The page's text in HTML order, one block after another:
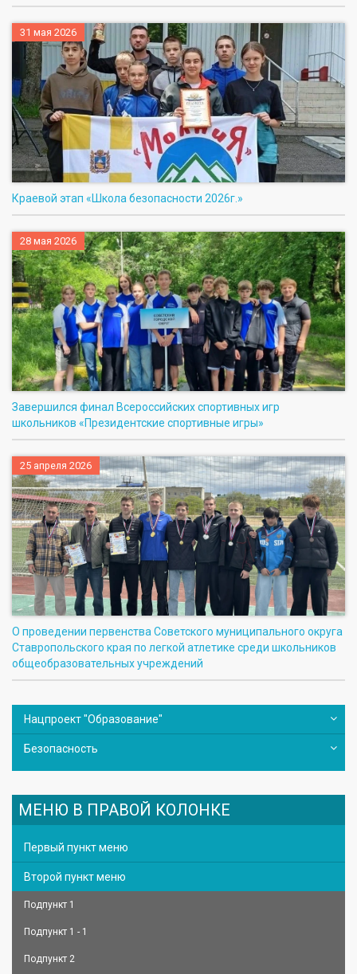
31 мая 2026
Краевой этап «Школа безопасности 2026г.»
28 мая 2026
Завершился финал Всероссийских спортивных игр
школьников «Президентские спортивные игры»
25 апреля 2026
О проведении первенства Советского муниципального округа
Ставропольского края по легкой атлетике среди школьников
общеобразовательных учреждений
Нацпроект "Образование"
Безопасность
МЕНЮ В ПРАВОЙ КОЛОНКЕ
Первый пункт меню
Второй пункт меню
Подпункт 1
Подпункт 1 - 1
Подпункт 2